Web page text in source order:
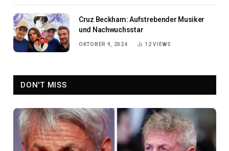
Cruz Beckham: Aufstrebender Musiker
und Nachwuchsstar
OKTOBER 9, 2024 12VIEWS
DON'T MISS